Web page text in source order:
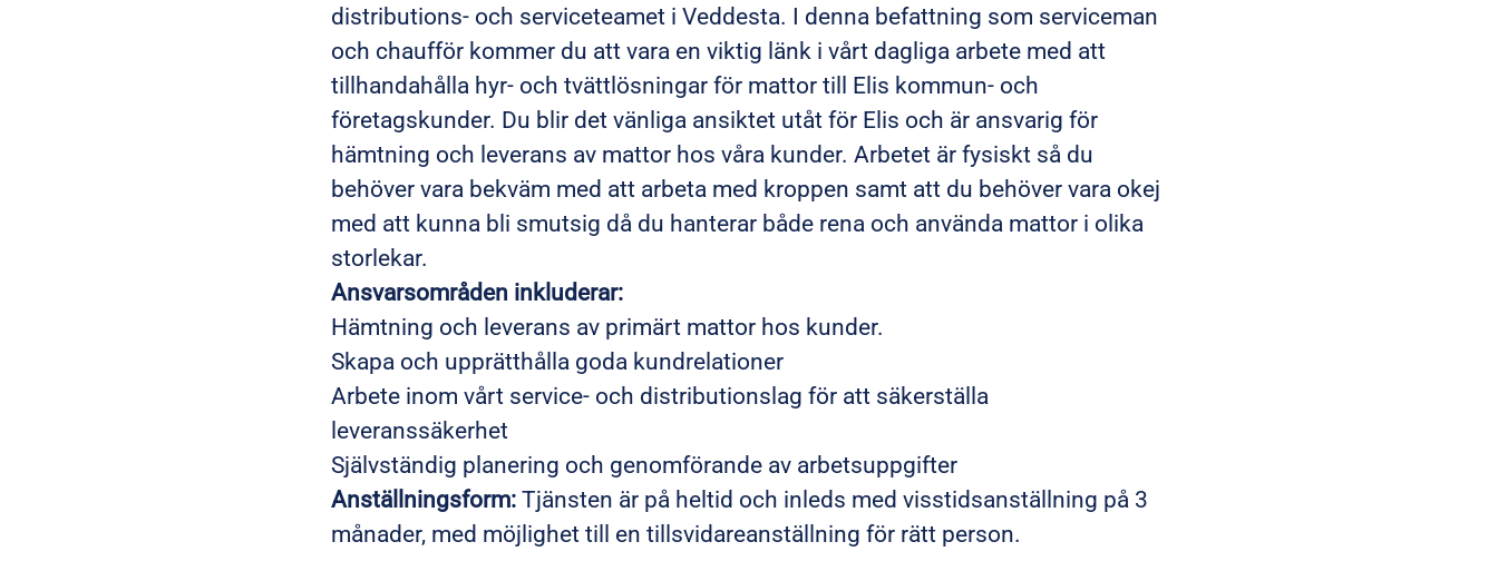
distributions- och serviceteamet i Veddesta. I denna befattning som serviceman
och chaufför kommer du att vara en viktig länk i vårt dagliga arbete med att
tillhandahålla hyr- och tvättlösningar för mattor till Elis kommun- och
företagskunder. Du blir det vänliga ansiktet utåt för Elis och är ansvarig för
hämtning och leverans av mattor hos våra kunder. Arbetet är fysiskt så du
behöver vara bekväm med att arbeta med kroppen samt att du behöver vara okej
med att kunna bli smutsig då du hanterar både rena och använda mattor i olika
storlekar.
Ansvarsområden inkluderar:
Hämtning och leverans av primärt mattor hos kunder.
Skapa och upprätthålla goda kundrelationer
Arbete inom vårt service- och distributionslag för att säkerställa
leveranssäkerhet
Självständig planering och genomförande av arbetsuppgifter
Anställningsform: Tjänsten är på heltid och inleds med visstidsanställning på 3
månader, med möjlighet till en tillsvidareanställning för rätt person.